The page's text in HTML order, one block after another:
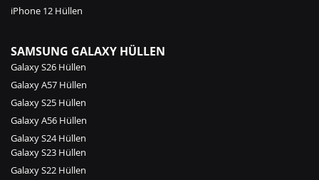
iPhone 12 Hüllen
SAMSUNG GALAXY HÜLLEN
Galaxy S26 Hüllen
Galaxy A57 Hüllen
Galaxy S25 Hüllen
Galaxy A56 Hüllen
Galaxy S24 Hüllen
Galaxy S23 Hüllen
Galaxy S22 Hüllen